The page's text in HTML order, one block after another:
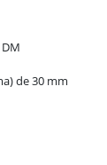
DM
de 30 mm